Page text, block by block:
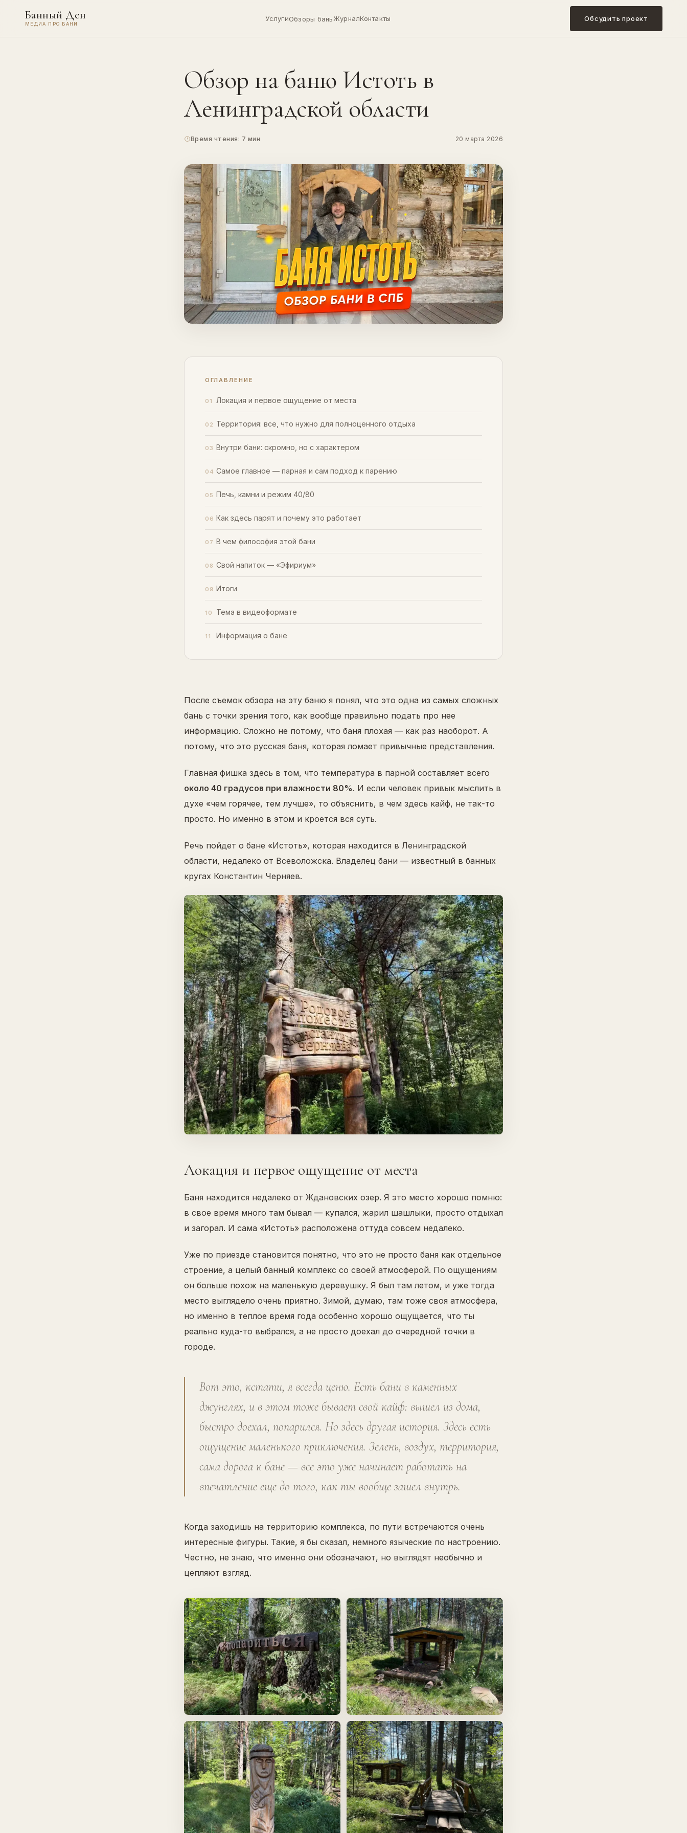
Банный Ден
МЕДИА ПРО БАНИ
УслугиОбзоры баньЖурналКонтакты Обсудить проект
Обзор на баню Истоть в
Ленинградской области
Время чтения: 7 мин 20 марта 2026
ОГЛАВЛЕНИЕ
Локация и первое ощущение от места
Территория: все, что нужно для полноценного отдыха
Внутри бани: скромно, но с характером
Самое главное — парная и сам подход к парению
Печь, камни и режим 40/80
Как здесь парят и почему это работает
В чем философия этой бани
Свой напиток — «Эфириум»
Итоги
Тема в видеоформате
Информация о бане
После съемок обзора на эту баню я понял, что это одна из самых сложных
бань с точки зрения того, как вообще правильно подать про нее
информацию. Сложно не потому, что баня плохая — как раз наоборот. А
потому, что это русская баня, которая ломает привычные представления.
Главная фишка здесь в том, что температура в парной составляет всего
около 40 градусов при влажности 80%. И если человек привык мыслить в
духе «чем горячее, тем лучше», то объяснить, в чем здесь кайф, не так-то
просто. Но именно в этом и кроется вся суть.
Речь пойдет о бане «Истоть», которая находится в Ленинградской
области, недалеко от Всеволожска. Владелец бани — известный в банных
кругах Константин Черняев.
Локация и первое ощущение от места
Баня находится недалеко от Ждановских озер. Я это место хорошо помню:
в свое время много там бывал — купался, жарил шашлыки, просто отдыхал
и загорал. И сама «Истоть» расположена оттуда совсем недалеко.
Уже по приезде становится понятно, что это не просто баня как отдельное
строение, а целый банный комплекс со своей атмосферой. По ощущениям
он больше похож на маленькую деревушку. Я был там летом, и уже тогда
место выглядело очень приятно. Зимой, думаю, там тоже своя атмосфера,
но именно в теплое время года особенно хорошо ощущается, что ты
реально куда-то выбрался, а не просто доехал до очередной точки в
городе.
Вот это, кстати, я всегда ценю. Есть бани в каменных
джунглях, и в этом тоже бывает свой кайф: вышел из дома,
быстро доехал, попарился. Но здесь другая история. Здесь есть
ощущение маленького приключения. Зелень, воздух, территория,
сама дорога к бане — все это уже начинает работать на
впечатление еще до того, как ты вообще зашел внутрь.
Когда заходишь на территорию комплекса, по пути встречаются очень
интересные фигуры. Такие, я бы сказал, немного языческие по настроению.
Честно, не знаю, что именно они обозначают, но выглядят необычно и
цепляют взгляд.